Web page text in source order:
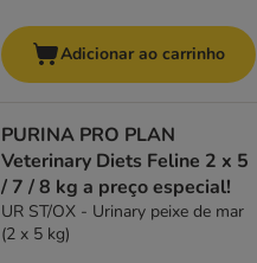
Adicionar ao carrinho
PURINA PRO PLAN
Veterinary Diets Feline 2 x 5
/ 7 / 8 kg a preço especial!
UR ST/OX - Urinary peixe de mar
(2 x 5 kg)